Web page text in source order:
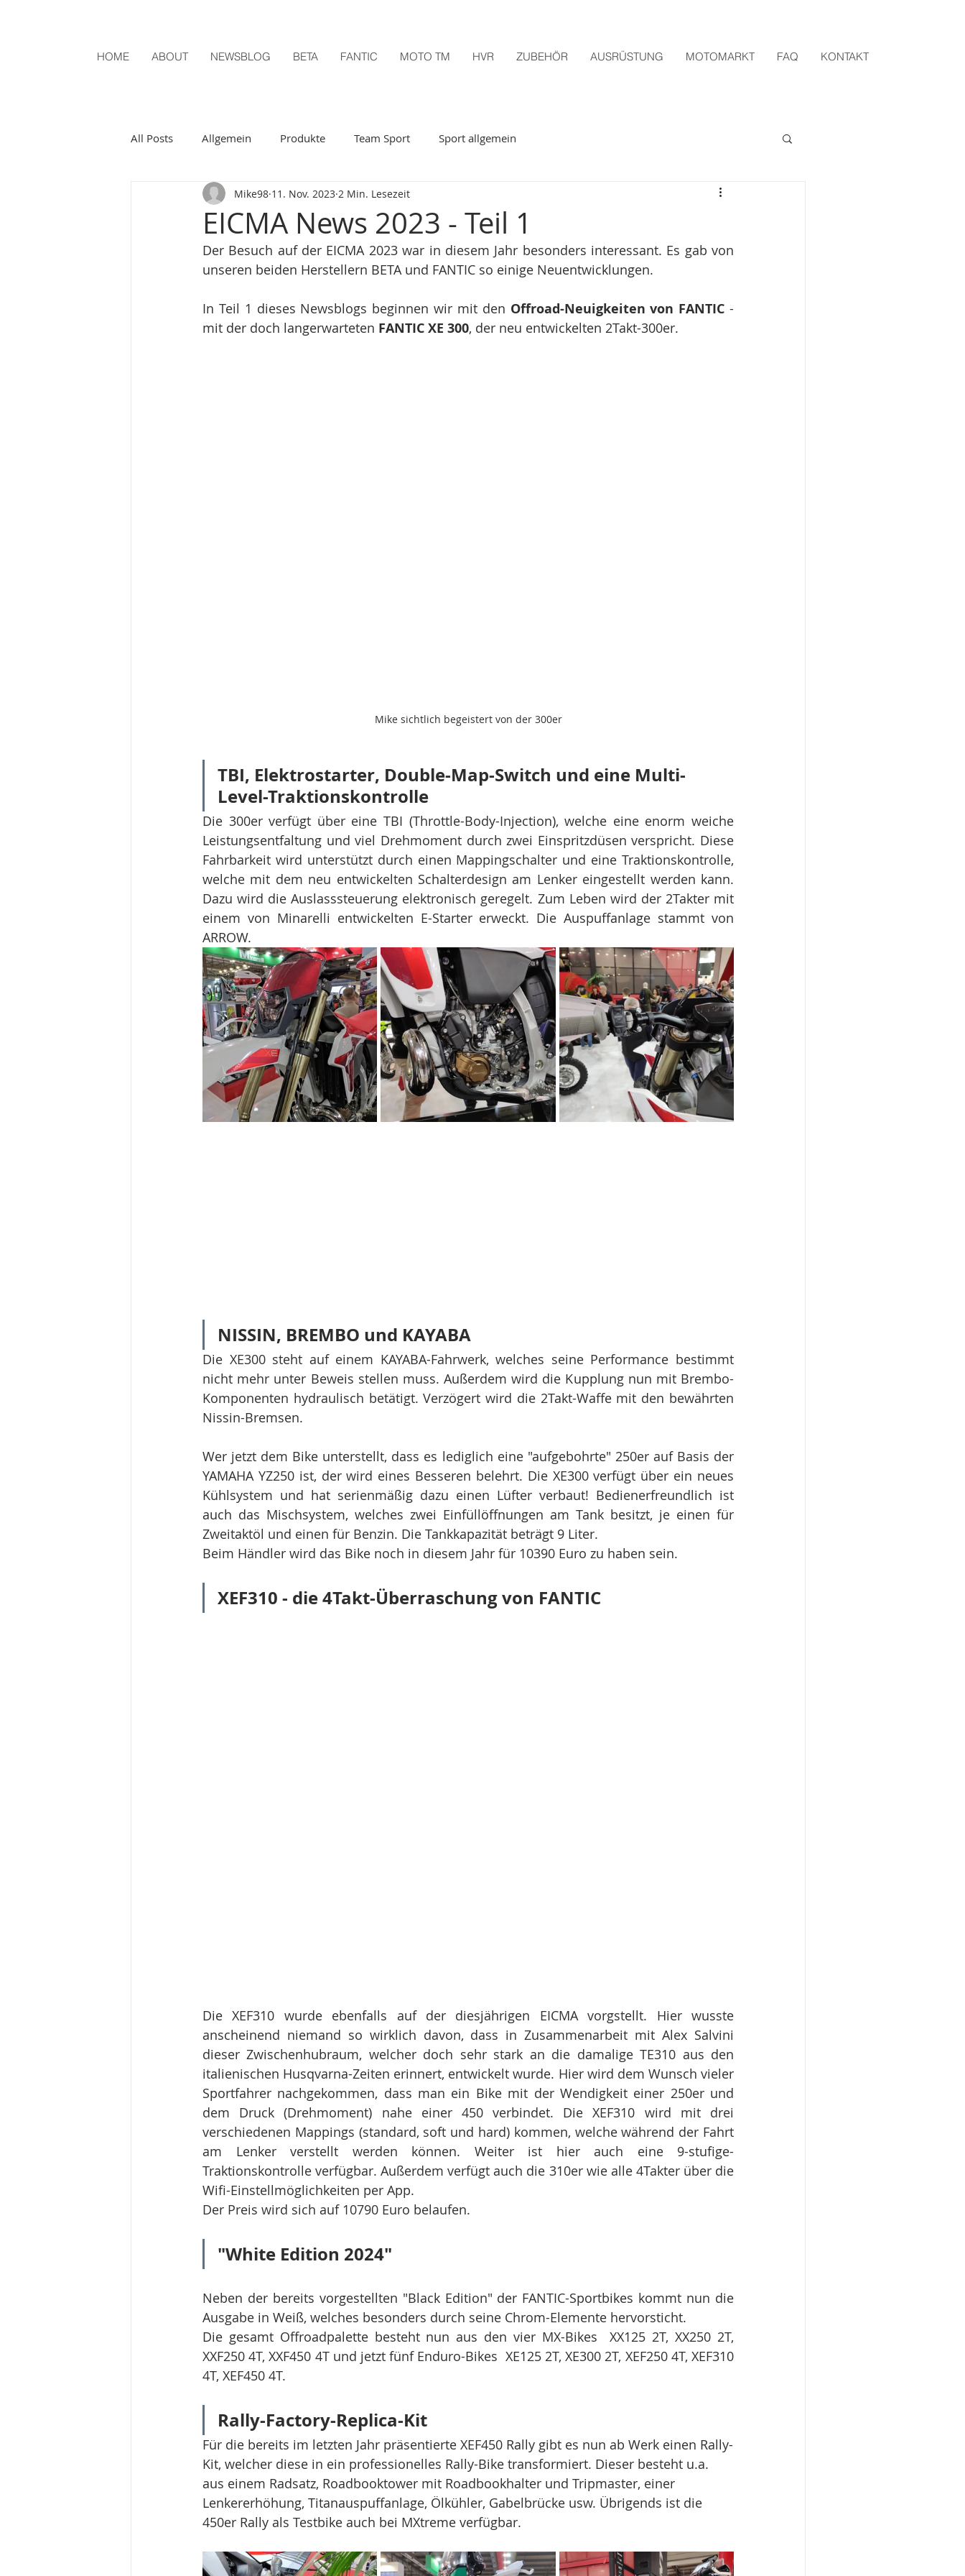
HOME ABOUT NEWSBLOG BETA FANTIC MOTO TM HVR ZUBEHÖR AUSRÜSTUNG MOTOMARKT FAQ KONTAKT
All Posts Allgemein Produkte Team Sport Sport allgemein
EICMA News 2023 - Teil 1
Mike98 11. Nov. 2023 2 Min. Lesezeit
Der Besuch auf der EICMA 2023 war in diesem Jahr besonders interessant. Es gab von
unseren beiden Herstellern BETA und FANTIC so einige Neuentwicklungen.
In Teil 1 dieses Newsblogs beginnen wir mit den Offroad-Neuigkeiten von FANTIC -
mit der doch langerwarteten FANTIC XE 300, der neu entwickelten 2Takt-300er.
Mike sichtlich begeistert von der 300er
TBI, Elektrostarter, Double-Map-Switch und eine Multi-
Level-Traktionskontrolle
Die 300er verfügt über eine TBI (Throttle-Body-Injection), welche eine enorm weiche
Leistungsentfaltung und viel Drehmoment durch zwei Einspritzdüsen verspricht. Diese
Fahrbarkeit wird unterstützt durch einen Mappingschalter und eine Traktionskontrolle,
welche mit dem neu entwickelten Schalterdesign am Lenker eingestellt werden kann.
Dazu wird die Auslasssteuerung elektronisch geregelt. Zum Leben wird der 2Takter mit
einem von Minarelli entwickelten E-Starter erweckt. Die Auspuffanlage stammt von
ARROW.
NISSIN, BREMBO und KAYABA
Die XE300 steht auf einem KAYABA-Fahrwerk, welches seine Performance bestimmt
nicht mehr unter Beweis stellen muss. Außerdem wird die Kupplung nun mit Brembo-
Komponenten hydraulisch betätigt. Verzögert wird die 2Takt-Waffe mit den bewährten
Nissin-Bremsen.
Wer jetzt dem Bike unterstellt, dass es lediglich eine "aufgebohrte" 250er auf Basis der
YAMAHA YZ250 ist, der wird eines Besseren belehrt. Die XE300 verfügt über ein neues
Kühlsystem und hat serienmäßig dazu einen Lüfter verbaut! Bedienerfreundlich ist
auch das Mischsystem, welches zwei Einfüllöffnungen am Tank besitzt, je einen für
Zweitaktöl und einen für Benzin. Die Tankkapazität beträgt 9 Liter.
Beim Händler wird das Bike noch in diesem Jahr für 10390 Euro zu haben sein.
XEF310 - die 4Takt-Überraschung von FANTIC
Die XEF310 wurde ebenfalls auf der diesjährigen EICMA vorgstellt. Hier wusste
anscheinend niemand so wirklich davon, dass in Zusammenarbeit mit Alex Salvini
dieser Zwischenhubraum, welcher doch sehr stark an die damalige TE310 aus den
italienischen Husqvarna-Zeiten erinnert, entwickelt wurde. Hier wird dem Wunsch vieler
Sportfahrer nachgekommen, dass man ein Bike mit der Wendigkeit einer 250er und
dem Druck (Drehmoment) nahe einer 450 verbindet. Die XEF310 wird mit drei
verschiedenen Mappings (standard, soft und hard) kommen, welche während der Fahrt
am Lenker verstellt werden können. Weiter ist hier auch eine 9-stufige-
Traktionskontrolle verfügbar. Außerdem verfügt auch die 310er wie alle 4Takter über die
Wifi-Einstellmöglichkeiten per App.
Der Preis wird sich auf 10790 Euro belaufen.
"White Edition 2024"
Neben der bereits vorgestellten "Black Edition" der FANTIC-Sportbikes kommt nun die
Ausgabe in Weiß, welches besonders durch seine Chrom-Elemente hervorsticht.
Die gesamt Offroadpalette besteht nun aus den vier MX-Bikes  XX125 2T, XX250 2T,
XXF250 4T, XXF450 4T und jetzt fünf Enduro-Bikes  XE125 2T, XE300 2T, XEF250 4T, XEF310
4T, XEF450 4T.
Rally-Factory-Replica-Kit
Für die bereits im letzten Jahr präsentierte XEF450 Rally gibt es nun ab Werk einen Rally-
Kit, welcher diese in ein professionelles Rally-Bike transformiert. Dieser besteht u.a.
aus einem Radsatz, Roadbooktower mit Roadbookhalter und Tripmaster, einer
Lenkererhöhung, Titanauspuffanlage, Ölkühler, Gabelbrücke usw. Übrigends ist die
450er Rally als Testbike auch bei MXtreme verfügbar.